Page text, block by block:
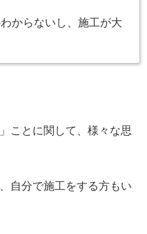
からないし、施工が大
ことに関して、様々な思
自分で施工をする方もい